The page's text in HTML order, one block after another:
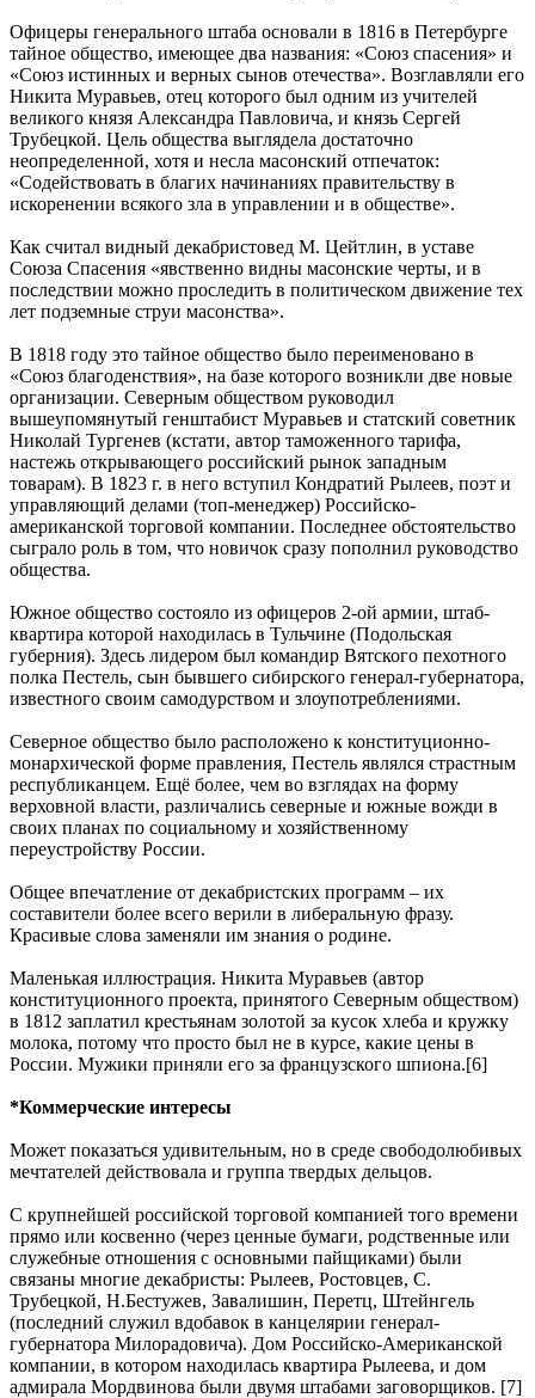
Офицеры генерального штаба основали в 1816 в Петербурге
тайное общество, имеющее два названия: «Союз спасения» и
«Союз истинных и верных сынов отечества». Возглавляли его
Никита Муравьев, отец которого был одним из учителей
великого князя Александра Павловича, и князь Сергей
Трубецкой. Цель общества выглядела достаточно
неопределенной, хотя и несла масонский отпечаток:
«Содействовать в благих начинаниях правительству в
искоренении всякого зла в управлении и в обществе».
Как считал видный декабристовед М. Цейтлин, в уставе
Союза Спасения «явственно видны масонские черты, и в
последствии можно проследить в политическом движение тех
лет подземные струи масонства».
В 1818 году это тайное общество было переименовано в
«Союз благоденствия», на базе которого возникли две новые
организации. Северным обществом руководил
вышеупомянутый генштабист Муравьев и статский советник
Николай Тургенев (кстати, автор таможенного тарифа,
настежь открывающего российский рынок западным
товарам). В 1823 г. в него вступил Кондратий Рылеев, поэт и
управляющий делами (топ-менеджер) Российско-
американской торговой компании. Последнее обстоятельство
сыграло роль в том, что новичок сразу пополнил руководство
общества.
Южное общество состояло из офицеров 2-ой армии, штаб-
квартира которой находилась в Тульчине (Подольская
губерния). Здесь лидером был командир Вятского пехотного
полка Пестель, сын бывшего сибирского генерал-губернатора,
известного своим самодурством и злоупотреблениями.
Северное общество было расположено к конституционно-
монархической форме правления, Пестель являлся страстным
республиканцем. Ещё более, чем во взглядах на форму
верховной власти, различались северные и южные вожди в
своих планах по социальному и хозяйственному
переустройству России.
Общее впечатление от декабристских программ – их
составители более всего верили в либеральную фразу.
Красивые слова заменяли им знания о родине.
Маленькая иллюстрация. Никита Муравьев (автор
конституционного проекта, принятого Северным обществом)
в 1812 заплатил крестьянам золотой за кусок хлеба и кружку
молока, потому что просто был не в курсе, какие цены в
России. Мужики приняли его за французского шпиона.[6]
*Коммерческие интересы
Может показаться удивительным, но в среде свободолюбивых
мечтателей действовала и группа твердых дельцов.
С крупнейшей российской торговой компанией того времени
прямо или косвенно (через ценные бумаги, родственные или
служебные отношения с основными пайщиками) были
связаны многие декабристы: Рылеев, Ростовцев, С.
Трубецкой, Н.Бестужев, Завалишин, Перетц, Штейнгель
(последний служил вдобавок в канцелярии генерал-
губернатора Милорадовича). Дом Российско-Американской
компании, в котором находилась квартира Рылеева, и дом
адмирала Мордвинова были двумя штабами заговорщиков. [7]